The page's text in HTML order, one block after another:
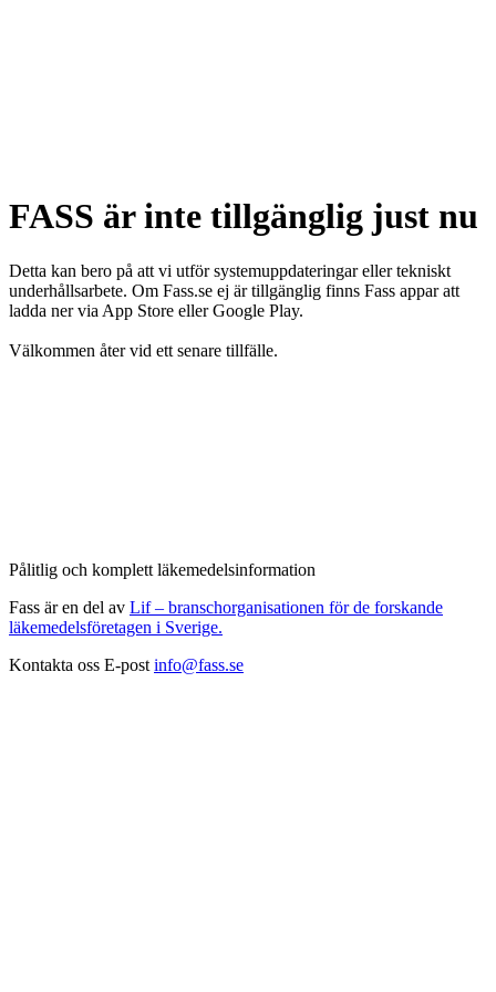
FASS är inte tillgänglig just nu
Detta kan bero på att vi utför systemuppdateringar eller tekniskt
underhållsarbete. Om Fass.se ej är tillgänglig finns Fass appar att
ladda ner via App Store eller Google Play.
Välkommen åter vid ett senare tillfälle.
Pålitlig och komplett läkemedelsinformation
Fass är en del av Lif – branschorganisationen för de forskande
läkemedelsföretagen i Sverige.
Kontakta oss E-post info@fass.se